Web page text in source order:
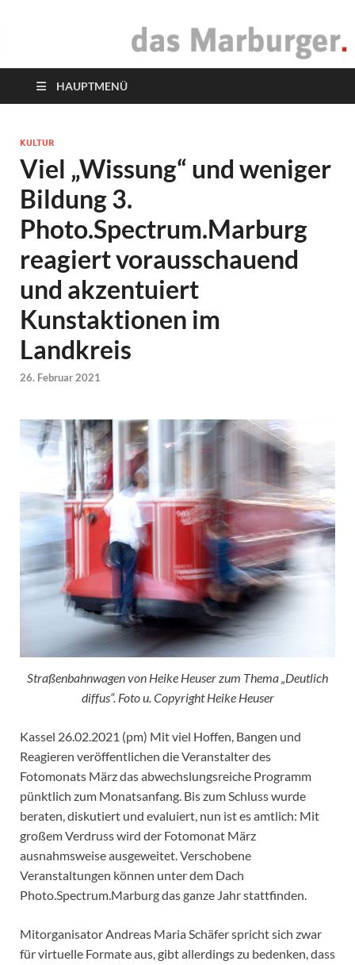
das Marburger.
HAUPTMENÜ
KULTUR
Viel „Wissung“ und weniger
Bildung 3.
Photo.Spectrum.Marburg
reagiert vorausschauend
und akzentuiert
Kunstaktionen im
Landkreis
26. Februar 2021
Straßenbahnwagen von Heike Heuser zum Thema „Deutlich
diffus“. Foto u. Copyright Heike Heuser
Kassel 26.02.2021 (pm) Mit viel Hoffen, Bangen und
Reagieren veröffentlichen die Veranstalter des
Fotomonats März das abwechslungsreiche Programm
pünktlich zum Monatsanfang. Bis zum Schluss wurde
beraten, diskutiert und evaluiert, nun ist es amtlich: Mit
großem Verdruss wird der Fotomonat März
ausnahmsweise ausgeweitet. Verschobene
Veranstaltungen können unter dem Dach
Photo.Spectrum.Marburg das ganze Jahr stattfinden.
Mitorganisator Andreas Maria Schäfer spricht sich zwar
für virtuelle Formate aus, gibt allerdings zu bedenken, dass